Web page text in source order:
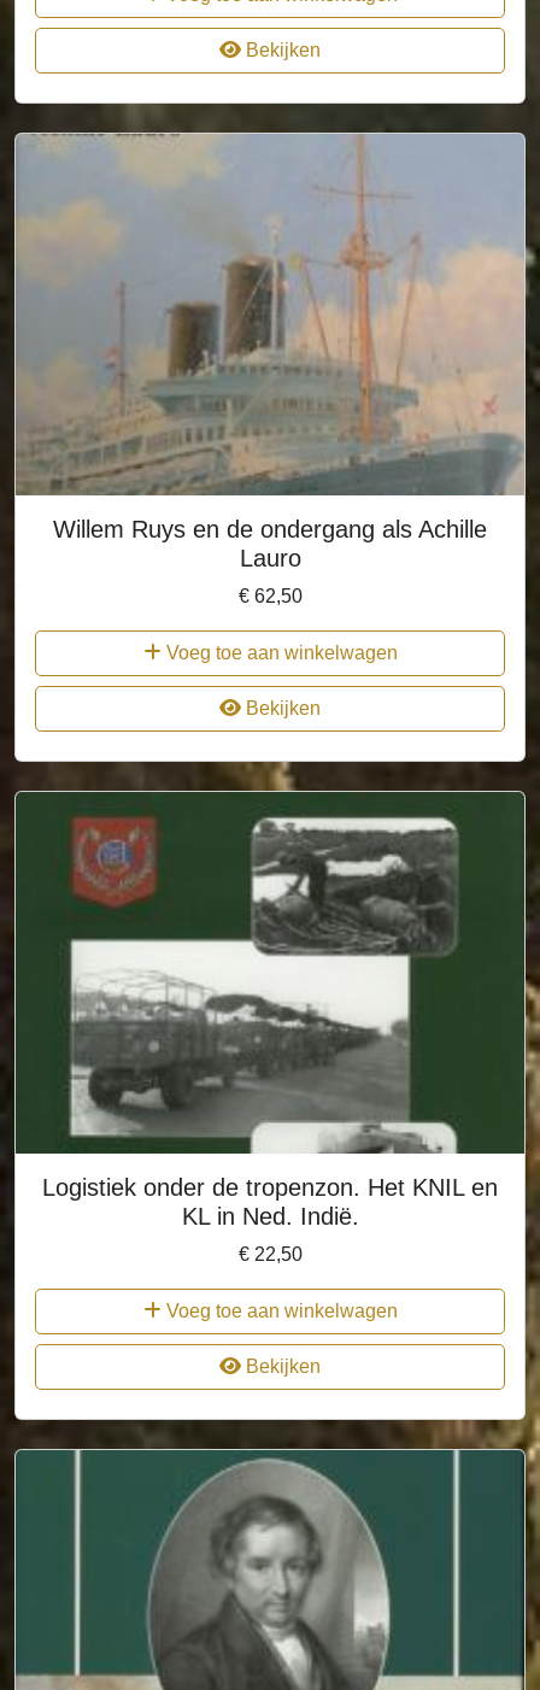
Bekijken
Willem Ruys en de ondergang als Achille
Lauro
€62,50
Voeg toe aan winkelwagen
Bekijken
Logistiek onder de tropenzon. Het KNIL en
KL in Ned. Indië.
€22,50
Voeg toe aan winkelwagen
Bekijken